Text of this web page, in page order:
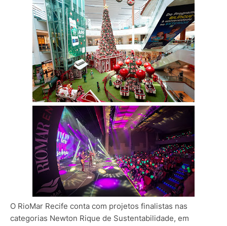
O RioMar Recife conta com projetos finalistas nas
categorias Newton Rique de Sustentabilidade, em